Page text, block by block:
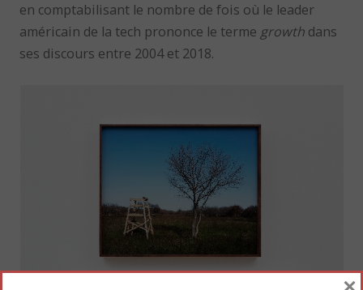
en comptabilisant le nombre de fois où le leader
américain de la tech prononce le terme growth dans
ses discours entre 2004 et 2018.